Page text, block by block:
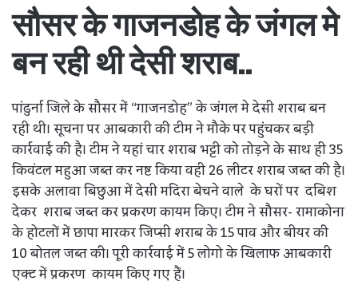
सौसर के गाजनडोह के जंगल मे
बन रही थी देसी शराब..
पांढुर्ना जिले के सौसर में “गाजनडोह” के जंगल मे देसी शराब बन
रही थी। सूचना पर आबकारी की टीम ने मौके पर पहुंचकर बड़ी
कार्रवाई की है। टीम ने यहां चार शराब भट्टी को तोड़ने के साथ ही 35
किवंटल महुआ जब्त कर नष्ट किया वही 26 लीटर शराब जब्त की है।
इसके अलावा बिछुआ में देसी मदिरा बेचने वाले के घरों पर दबिश
देकर शराब जब्त कर प्रकरण कायम किए। टीम ने सौसर- रामाकोना
के होटलों में छापा मारकर जिप्सी शराब के 15 पाव और बीयर की
10 बोतल जब्त की। पूरी कार्रवाई में 5 लोगो के खिलाफ आबकारी
एक्ट में प्रकरण कायम किए गए हैं।